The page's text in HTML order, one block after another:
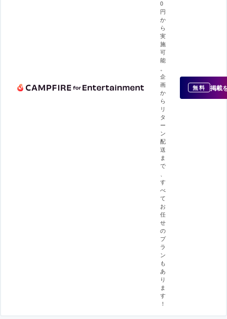
0
円
か
ら
実
施
可
能
企
画
か
ら
リ
タ
ー
ン
配
送
ま
で
す
べ
て
お
任
せ
の
プ
ラ
ン
も
あ
り
ま
す
！
無料 掲載